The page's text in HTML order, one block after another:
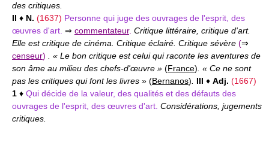
des critiques.
II ♦ N. (1637) Personne qui juge des ouvrages de l'esprit, des
œuvres d'art. ⇒ commentateur. Critique littéraire, critique d'art.
Elle est critique de cinéma. Critique éclairé. Critique sévère (⇒
censeur) . « Le bon critique est celui qui raconte les aventures de
son âme au milieu des chefs-d'œuvre » (France) . « Ce ne sont
pas les critiques qui font les livres » (Bernanos) III ♦ Adj. (1667)
1 ♦ Qui décide de la valeur, des qualités et des défauts des
ouvrages de l'esprit, des œuvres d'art. Considérations, jugements
critiques.